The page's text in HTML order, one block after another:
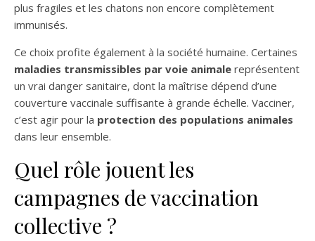
plus fragiles et les chatons non encore complètement
immunisés.
Ce choix profite également à la société humaine. Certaines
maladies transmissibles par voie animale représentent
un vrai danger sanitaire, dont la maîtrise dépend d’une
couverture vaccinale suffisante à grande échelle. Vacciner,
c’est agir pour la protection des populations animales
dans leur ensemble.
Quel rôle jouent les
campagnes de vaccination
collective ?